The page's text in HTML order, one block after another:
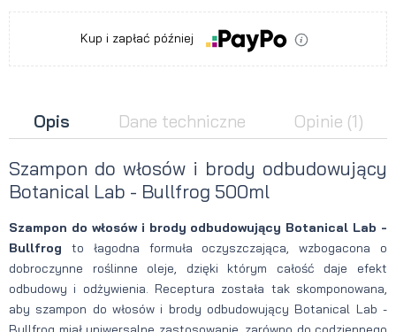
Kup i zapłać później
Opis Dane techniczne Opinie (1)
Szampon do włosów i brody odbudowujący
Botanical Lab - Bullfrog 500ml
Szampon do włosów i brody odbudowujący Botanical Lab -
Bullfrog to łagodna formuła oczyszczająca, wzbogacona o
dobroczynne roślinne oleje, dzięki którym całość daje efekt
odbudowy i odżywienia. Receptura została tak skomponowana,
aby szampon do włosów i brody odbudowujący Botanical Lab -